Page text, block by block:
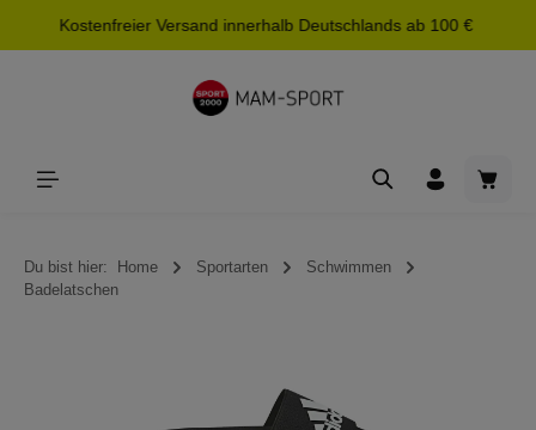
springen
Kostenfreier Versand innerhalb Deutschlands ab 100 €
Du bist hier: Home Sportarten
Schwimmen
Badelatschen